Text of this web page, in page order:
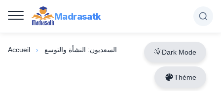
Madrasatk
Dark Mode
Thème
Accueil › السعديون: النشأة والتوسع